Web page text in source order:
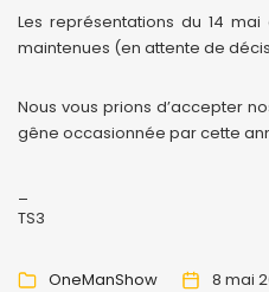
Les représentations du 14
maintenues (en attente de
Nous vous prions d’accepter
gêne occasionnée par cette
TS3
OneManShow 8 mai